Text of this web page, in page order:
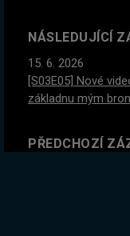
NÁSLEDUJÍCÍ
15. 6. 2026
[S03E05] Nové
základnu mým
PŘEDCHOZÍ